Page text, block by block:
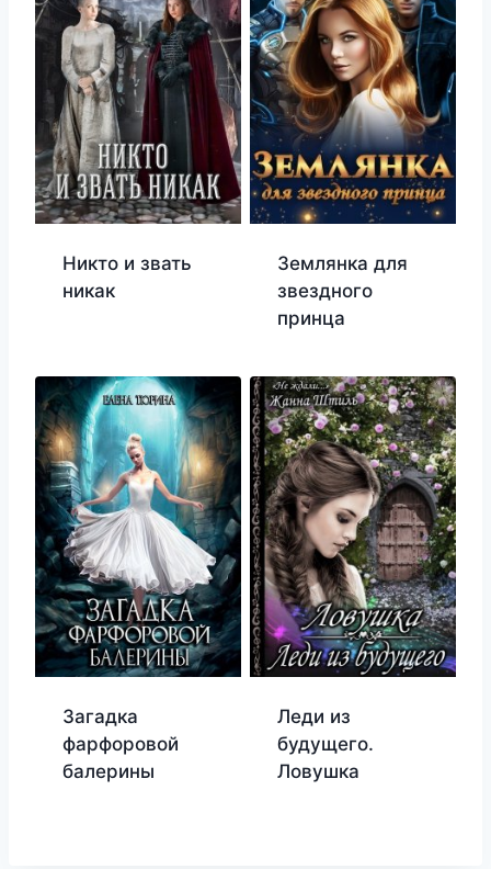
Никто и звать
никак
Землянка для
звездного
принца
Загадка
фарфоровой
балерины
Леди из
будущего.
Ловушка